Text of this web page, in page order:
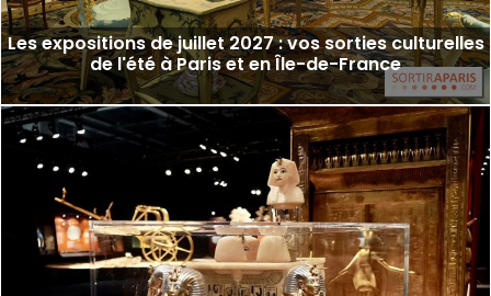
Les expositions de juillet 2027 : vos sorties culturelles
de l'été à Paris et en Île-de-France